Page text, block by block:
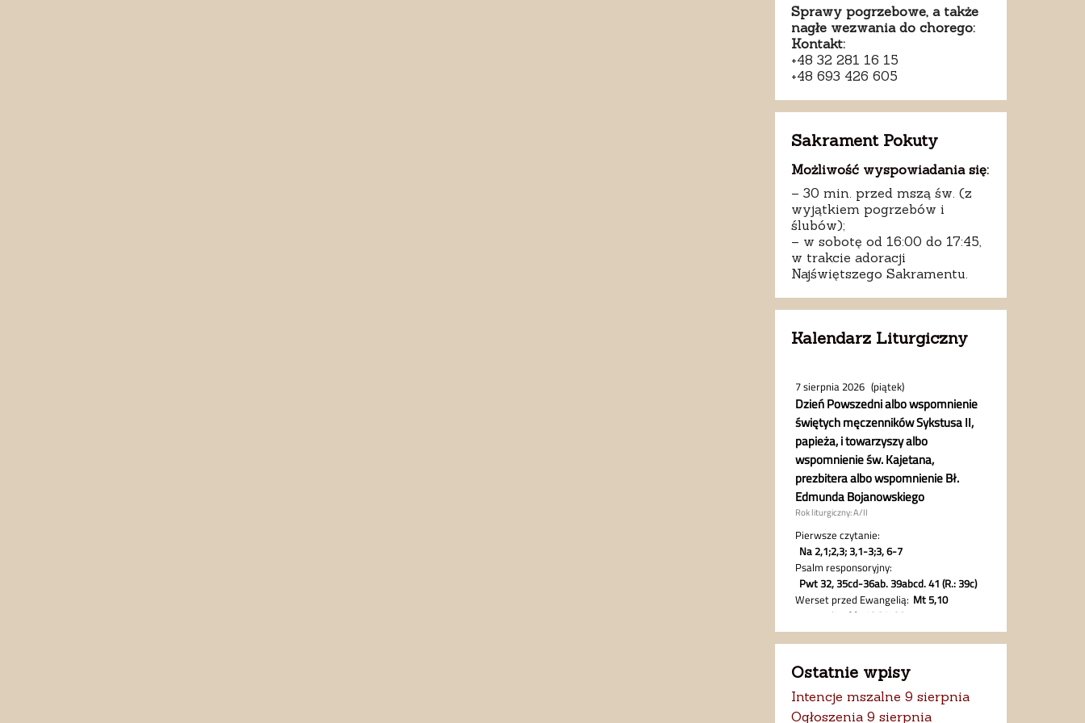
Sprawy pogrzebowe, a także
nagłe wezwania do chorego:
Kontakt:
+48 32 281 16 15
+48 693 426 605
Sakrament Pokuty
Możliwość wyspowiadania się:
– 30 min. przed mszą św. (z
wyjątkiem pogrzebów i
ślubów);
– w sobotę od 16:00 do 17:45,
w trakcie adoracji
Najświętszego Sakramentu.
Kalendarz Liturgiczny
Ostatnie wpisy
Intencje mszalne 9 sierpnia
Ogłoszenia 9 sierpnia